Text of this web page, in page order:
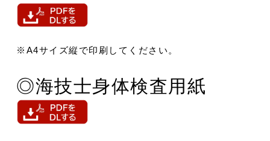
※A4サイズ縦で印刷してください。
◎海技士身体検査用紙